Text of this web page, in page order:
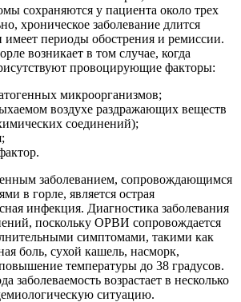
сохраняются у пациента около трех
хроническое заболевание длится
имеет периоды обострения и ремиссии.
возникает в том случае, когда
провоцирующие факторы:
микроорганизмов;
воздухе раздражающих веществ
соединений);
заболеванием, сопровождающимся
в горле, является острая
инфекция. Диагностика заболевания
поскольку ОРВИ сопровождается
симптомами, такими как
боль, сухой кашель, насморк,
температуры до 38 градусов.
заболеваемость возрастает в несколько
ситуацию.